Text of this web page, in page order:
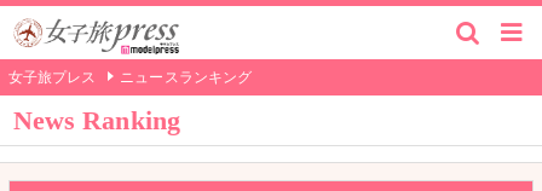
女子旅プレス ニュースランキング
News Ranking